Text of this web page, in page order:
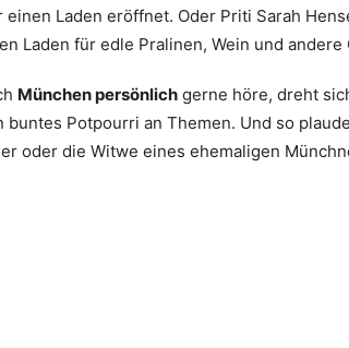
Laden eröffnet. Oder Priti Sarah
Laden für edle Pralinen, Wein und
München persönlich gerne höre, dreht
buntes Potpourri an Themen. Und so
oder die Witwe eines ehemaligen